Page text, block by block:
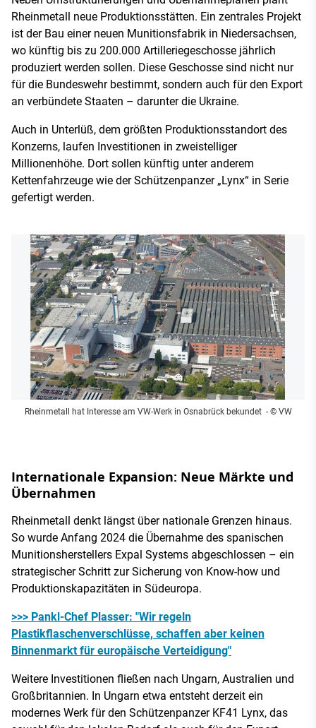
Rheinmetall neue Produktionsstätten. Ein zentrales Projekt
ist der Bau einer neuen Munitionsfabrik in Niedersachsen,
wo künftig bis zu 200.000 Artilleriegeschosse jährlich
produziert werden sollen. Diese Geschosse sind nicht nur
für die Bundeswehr bestimmt, sondern auch für den Export
an verbündete Staaten – darunter die Ukraine.
Auch in Unterlüß, dem größten Produktionsstandort des
Konzerns, laufen Investitionen in zweistelliger
Millionenhöhe. Dort sollen künftig unter anderem
Kettenfahrzeuge wie der Schützenpanzer „Lynx“ in Serie
gefertigt werden.
Rheinmetall hat Interesse am VW-Werk in Osnabrück bekundet - © VW
Internationale Expansion: Neue Märkte und
Übernahmen
Rheinmetall denkt längst über nationale Grenzen hinaus.
So wurde Anfang 2024 die Übernahme des spanischen
Munitionsherstellers Expal Systems abgeschlossen – ein
strategischer Schritt zur Sicherung von Know-how und
Produktionskapazitäten in Südeuropa.
>>> Pankl-Chef Plasser: "Wir regeln
Plastikflaschenverschlüsse, schaffen aber keinen
Binnenmarkt für europäische Verteidigung"
Weitere Investitionen fließen nach Ungarn, Australien und
Großbritannien. In Ungarn etwa entsteht derzeit ein
modernes Werk für den Schützenpanzer KF41 Lynx, das